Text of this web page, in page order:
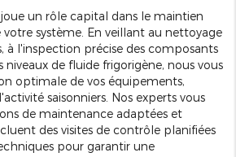
un rôle capital dans le maintien
système. En veillant au nettoyage
à l'inspection précise des composants
niveaux de fluide frigorigène, nous vous
optimale de vos équipements,
saisonniers. Nos experts vous
de maintenance adaptées et
des visites de contrôle planifiées
pour garantir une